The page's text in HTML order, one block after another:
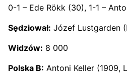
0-1 – Ede Rökk (30), 1-1 –
Sędziował: Józef Lustgarden
Widzów: 8 000
Polska B: Antoni Keller (1909,